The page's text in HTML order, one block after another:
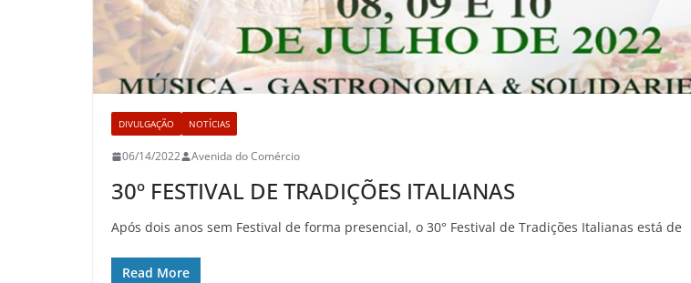
DIVULGAÇÃO NOTÍCIAS
06/14/2022 Avenida do Comércio
30º FESTIVAL DE TRADIÇÕES ITALIANAS
Após dois anos sem Festival de forma presencial, o 30° Festival de Tradições Italianas está de
Read More